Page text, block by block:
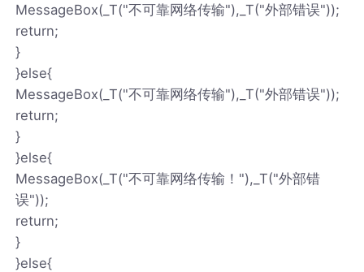
MessageBox(_T("不可靠网络传输"),_T("外部错误"));
return;
}
}else{
MessageBox(_T("不可靠网络传输"),_T("外部错误"));
return;
}
}else{
MessageBox(_T("不可靠网络传输！"),_T("外部错
误"));
return;
}
}else{